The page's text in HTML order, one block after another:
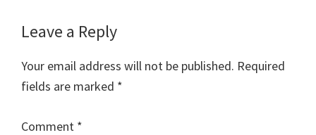
Reader
Leave a Reply
Your email address will not be published. Required
fields are marked *
Comment *